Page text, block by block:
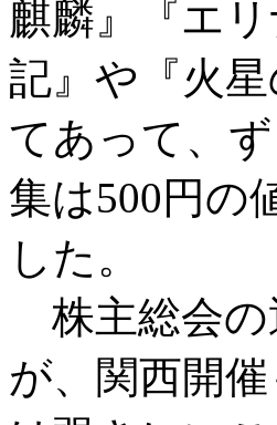
麒麟』『エ
記』や『火
てあって、
集は500円の
した。
株主総会の
が、関西開